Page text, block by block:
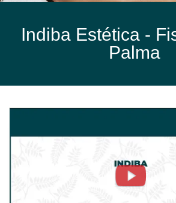
Indiba Estética -
Palma
Indiba
Estética.
Radiofrecuencia